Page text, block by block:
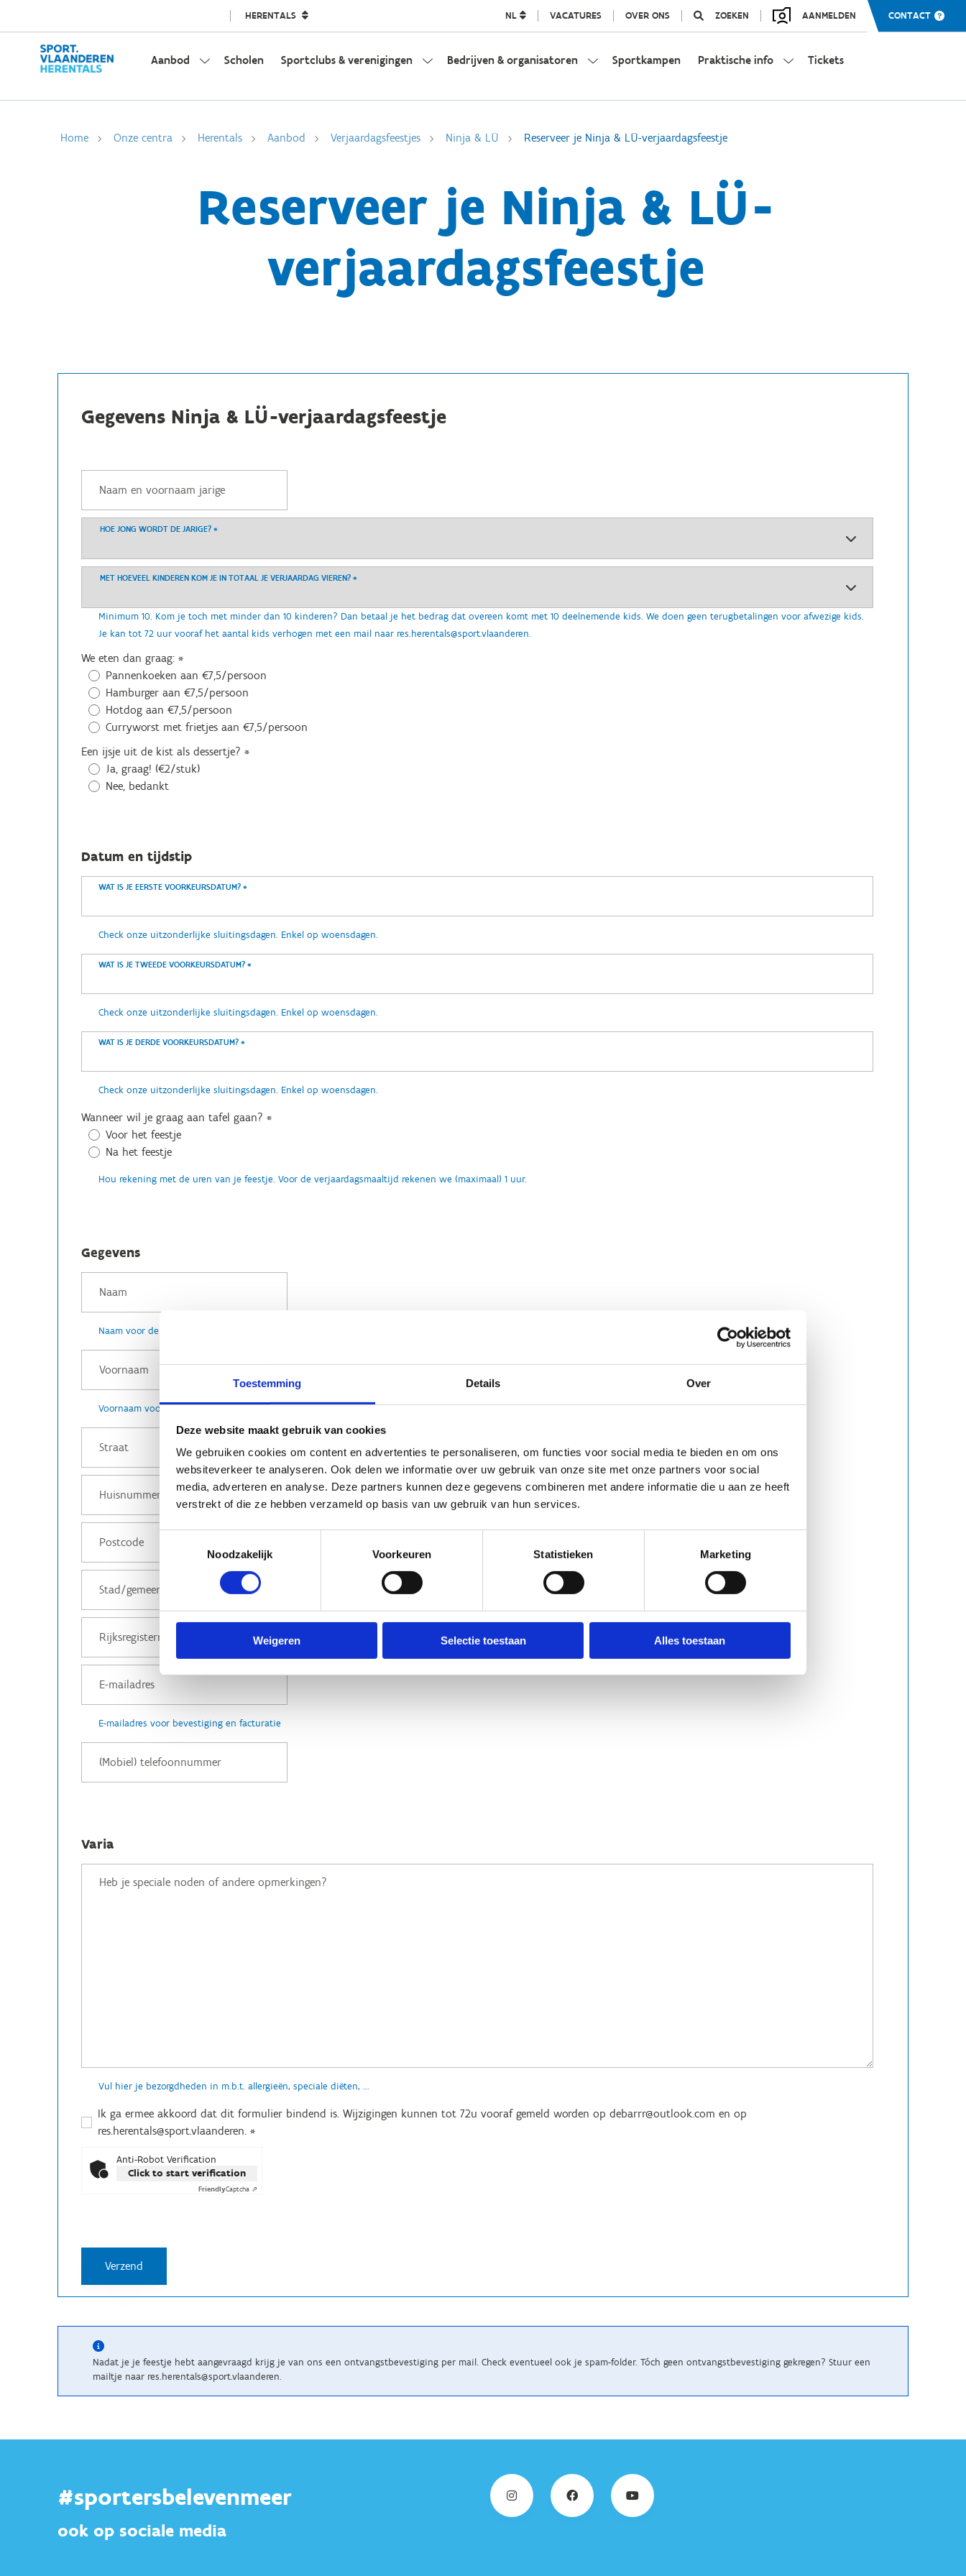
Toestemming Details Over
Deze website maakt gebruik van cookies
We gebruiken cookies om content en advertenties te personaliseren, om functies voor social media te bieden en om ons
websiteverkeer te analyseren. Ook delen we informatie over uw gebruik van onze site met onze partners voor social
media, adverteren en analyse. Deze partners kunnen deze gegevens combineren met andere informatie die u aan ze heeft
verstrekt of die ze hebben verzameld op basis van uw gebruik van hun services.
Noodzakelijk
Voorkeuren Statistieken Marketing
Weigeren Selectie toestaan Alles toestaan
HERENTALS NL VACATURES OVER ONS ZOEKEN AANMELDEN CONTACT
Aanbod Scholen Sportclubs & verenigingen Bedrijven & organisatoren Sportkampen Praktische info Tickets
Home Onze centra Herentals Aanbod Verjaardagsfeestjes Ninja & LÜ Reserveer je Ninja & LÜ-verjaardagsfeestje
Reserveer je Ninja & LÜ-
verjaardagsfeestje
Gegevens Ninja & LÜ-verjaardagsfeestje
HOE JONG WORDT DE JARIGE? *
MET HOEVEEL KINDEREN KOM JE IN TOTAAL JE VERJAARDAG VIEREN? *
Minimum 10. Kom je toch met minder dan 10 kinderen? Dan betaal je het bedrag dat overeen komt met 10 deelnemende kids. We doen geen terugbetalingen voor afwezige kids.
Je kan tot 72 uur vooraf het aantal kids verhogen met een mail naar res.herentals@sport.vlaanderen.
We eten dan graag: *
Pannenkoeken aan €7,5/persoon
Hamburger aan €7,5/persoon
Hotdog aan €7,5/persoon
Curryworst met frietjes aan €7,5/persoon
Een ijsje uit de kist als dessertje? *
Ja, graag! (€2/stuk)
Nee, bedankt
Datum en tijdstip
WAT IS JE EERSTE VOORKEURSDATUM? *
Check onze uitzonderlijke sluitingsdagen. Enkel op woensdagen.
WAT IS JE TWEEDE VOORKEURSDATUM? *
Check onze uitzonderlijke sluitingsdagen. Enkel op woensdagen.
WAT IS JE DERDE VOORKEURSDATUM? *
Check onze uitzonderlijke sluitingsdagen. Enkel op woensdagen.
Wanneer wil je graag aan tafel gaan? *
Voor het feestje
Na het feestje
Hou rekening met de uren van je feestje. Voor de verjaardagsmaaltijd rekenen we (maximaal) 1 uur.
Gegevens
Naam voor de facturatie
Voornaam voor de facturatie
E-mailadres voor bevestiging en facturatie
Varia
Vul hier je bezorgdheden in m.b.t. allergieën, speciale diëten, ...
Ik ga ermee akkoord dat dit formulier bindend is. Wijzigingen kunnen tot 72u vooraf gemeld worden op debarrr@outlook.com en op
res.herentals@sport.vlaanderen.*
Anti-Robot Verification
Click to start verification
FriendlyCaptcha ⇗
Nadat je je feestje hebt aangevraagd krijg je van ons een ontvangstbevestiging per mail. Check eventueel ook je spam-folder. Tóch geen ontvangstbevestiging gekregen? Stuur een
mailtje naar res.herentals@sport.vlaanderen.
#sportersbelevenmeer
ook op sociale media